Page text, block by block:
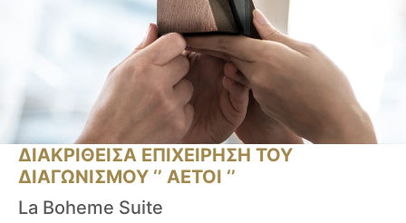
ΔΙΑΚΡΙΘΕΙΣΑ ΕΠΙΧΕΙΡΗΣΗ ΤΟΥ
ΔΙΑΓΩΝΙΣΜΟΥ ‘’ ΑΕΤΟΙ ‘’
La Boheme Suite